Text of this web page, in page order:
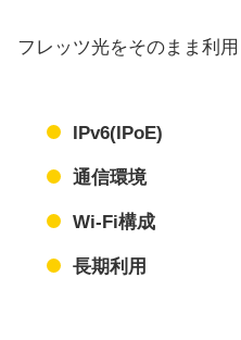
フレッツ光をそのまま利用
IPv6(IPoE)
通信環境
Wi-Fi構成
長期利用